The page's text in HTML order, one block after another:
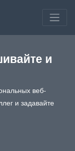
и
веб-
и задавайте